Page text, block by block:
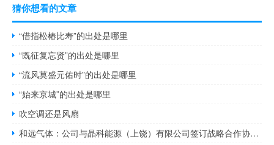
猜你想看的文章
“借指松椿比寿”的出处是哪里
“既征复忘贤”的出处是哪里
“流风莫盛元佑时”的出处是哪里
“始来京城”的出处是哪里
吹空调还是风扇
和远气体：公司与晶科能源（上饶）有限公司签订战略合作协议公告